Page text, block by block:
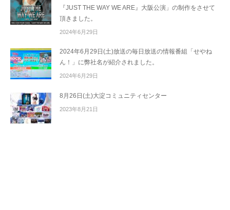
『JUST THE WAY WE ARE』大阪公演」の制作をさせて
頂きました。
2024年6月29日
2024年6月29日(土)放送の毎日放送の情報番組「せやね
ん！」に弊社名が紹介されました。
2024年6月29日
8月26日(土)大淀コミュニティセンター
2023年8月21日